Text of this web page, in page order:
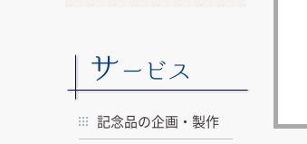
サービス
記念品の企画・製作